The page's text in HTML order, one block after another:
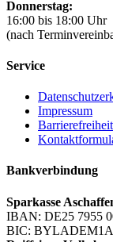
Donnerstag:
16:00 bis 18:00 Uhr
(nach
Service
Impressum
Barrierefreiheit
Bankverbindung
Sparkasse
IBAN: DE25 7955
BIC: